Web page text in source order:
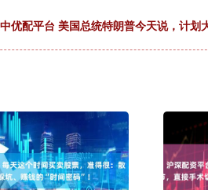
优配平台 美国总统特朗普今天说，计